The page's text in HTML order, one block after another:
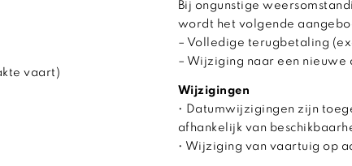
vaart)
Bij ongunstige
wordt het volgende
– Volledige terugbetaling
– Wijziging naar een
Wijzigingen
• Datumwijzigingen zijn
afhankelijk van
• Wijziging van vaartuig op